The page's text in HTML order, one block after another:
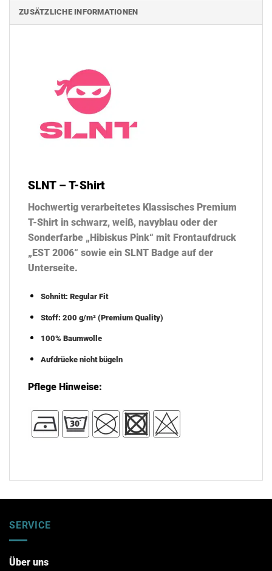
ZUSÄTZLICHE INFORMATIONEN
SLNT – T-Shirt
Hochwertig verarbeitetes Klassisches Premium
T-Shirt in schwarz, weiß, navyblau oder der
Sonderfarbe „Hibiskus Pink“ mit Frontaufdruck
„EST 2006“ sowie ein SLNT Badge auf der
Unterseite.
Schnitt: Regular Fit
Stoff: 200 g/m² (Premium Quality)
100% Baumwolle
Aufdrücke nicht bügeln
Pflege Hinweise:
SERVICE
Über uns